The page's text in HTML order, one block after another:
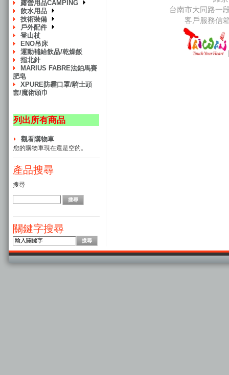
露營用品CAMPING
飲水用品
技術裝備
戶外配件
登山杖
ENO吊床
運動補給飲品/乾燥飯
指北針
MARIUS FABRE法鉑馬賽
肥皂
XPURE防霾口罩/騎士頭
套/魔術頭巾
列出所有商品
觀看購物車
您的購物車現在還是空的。
產品搜尋
搜尋
關鍵字搜尋
台南市大同路一
客戶服務信